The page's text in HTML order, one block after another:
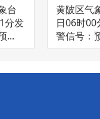
台
分发
...
黄陂区气
日06时00
警信号：